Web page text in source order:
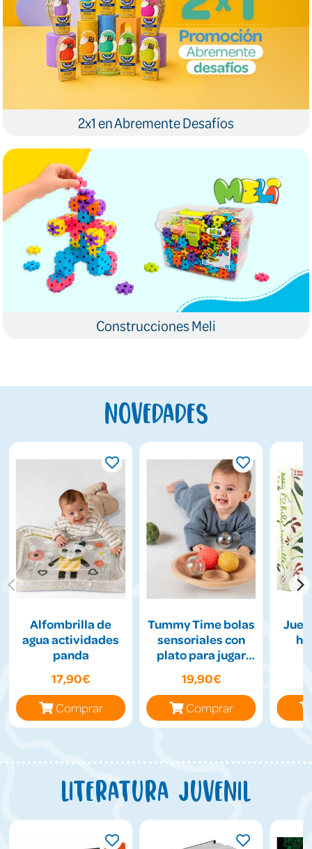
2x1 en Abremente Desafíos
Construcciones Meli
Novedades
Alfombrilla de
agua actividades
panda
17,90€
Comprar
Tummy Time bolas
sensoriales con
plato para jugar
19,90€
Comprar
Literatura juvenil